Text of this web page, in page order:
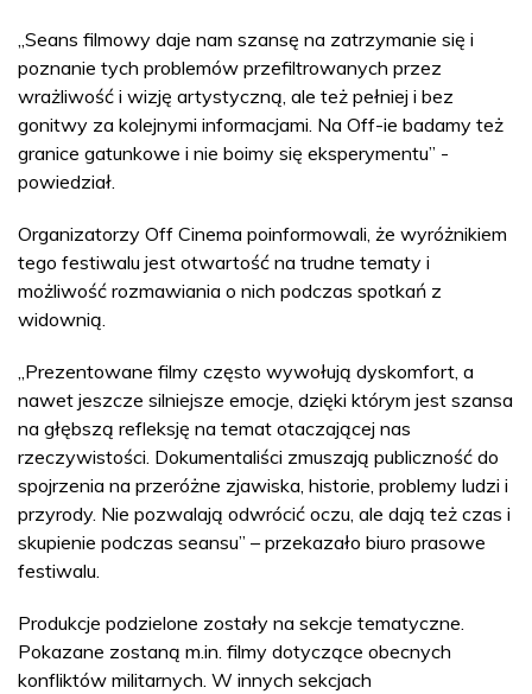
„Seans filmowy daje nam szansę na zatrzymanie się i
poznanie tych problemów przefiltrowanych przez
wrażliwość i wizję artystyczną, ale też pełniej i bez
gonitwy za kolejnymi informacjami. Na Off-ie badamy też
granice gatunkowe i nie boimy się eksperymentu” -
powiedział.
Organizatorzy Off Cinema poinformowali, że wyróżnikiem
tego festiwalu jest otwartość na trudne tematy i
możliwość rozmawiania o nich podczas spotkań z
widownią.
„Prezentowane filmy często wywołują dyskomfort, a
nawet jeszcze silniejsze emocje, dzięki którym jest szansa
na głębszą refleksję na temat otaczającej nas
rzeczywistości. Dokumentaliści zmuszają publiczność do
spojrzenia na przeróżne zjawiska, historie, problemy ludzi i
przyrody. Nie pozwalają odwrócić oczu, ale dają też czas i
skupienie podczas seansu” – przekazało biuro prasowe
festiwalu.
Produkcje podzielone zostały na sekcje tematyczne.
Pokazane zostaną m.in. filmy dotyczące obecnych
konfliktów militarnych. W innych sekcjach